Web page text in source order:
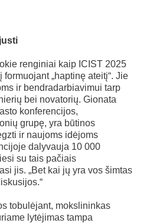
renginiai kaip ICIST 2025
„haptinę ateitį“. Jie
ir bendradarbiavimui tarp
bei novatorių. Gionata
konferencijos,
grupę, yra būtinos
ir naujoms idėjoms
dalyvauja 10 000
su tais pačiais
jis. „Bet kai jų yra vos šimtas
tobulėjant, mokslininkas
lytėjimas tampa